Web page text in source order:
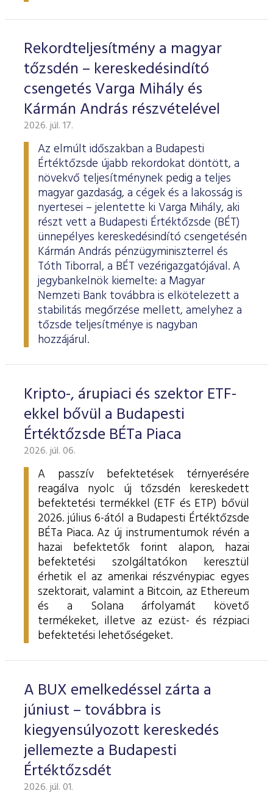
Rekordteljesítmény a magyar
tőzsdén – kereskedésindító
csengetés Varga Mihály és
Kármán András részvételével
2026. júl. 17.
Az elmúlt időszakban a Budapesti
Értéktőzsde újabb rekordokat döntött, a
növekvő teljesítménynek pedig a teljes
magyar gazdaság, a cégek és a lakosság is
nyertesei – jelentette ki Varga Mihály, aki
részt vett a Budapesti Értéktőzsde (BÉT)
ünnepélyes kereskedésindító csengetésén
Kármán András pénzügyminiszterrel és
Tóth Tiborral, a BÉT vezérigazgatójával. A
jegybankelnök kiemelte: a Magyar
Nemzeti Bank továbbra is elkötelezett a
stabilitás megőrzése mellett, amelyhez a
tőzsde teljesítménye is nagyban
hozzájárul.
Kripto-, árupiaci és szektor ETF-
ekkel bővül a Budapesti
Értéktőzsde BÉTa Piaca
2026. júl. 06.
A passzív befektetések térnyerésére
reagálva nyolc új tőzsdén kereskedett
befektetési termékkel (ETF és ETP) bővül
2026. július 6-ától a Budapesti Értéktőzsde
BÉTa Piaca. Az új instrumentumok révén a
hazai befektetők forint alapon, hazai
befektetési szolgáltatókon keresztül
érhetik el az amerikai részvénypiac egyes
szektorait, valamint a Bitcoin, az Ethereum
és a Solana árfolyamát követő
termékeket, illetve az ezüst- és rézpiaci
befektetési lehetőségeket.
A BUX emelkedéssel zárta a
júniust – továbbra is
kiegyensúlyozott kereskedés
jellemezte a Budapesti
Értéktőzsdét
2026. júl. 01.